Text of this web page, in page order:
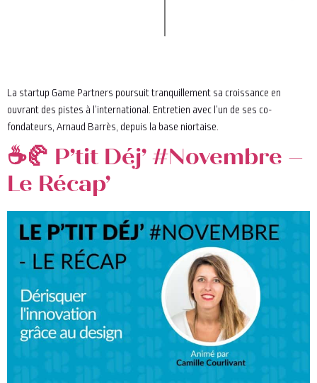
La startup Game Partners poursuit tranquillement sa croissance en
ouvrant des pistes à l’international. Entretien avec l’un de ses co-
fondateurs, Arnaud Barrès, depuis la base niortaise.
☕🥐 P’tit Déj’ #Novembre –
Le Récap’